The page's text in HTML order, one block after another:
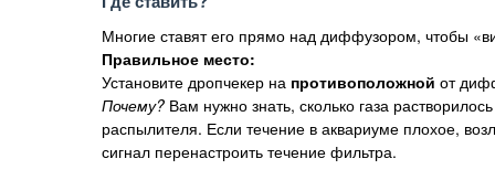
Многие ставят его прямо над диффузором, чтобы
Правильное место:
Установите дропчекер на противоположной от
Почему? Вам нужно знать, сколько газа
распылителя. Если течение в аквариуме плохое,
сигнал перенастроить течение фильтра.